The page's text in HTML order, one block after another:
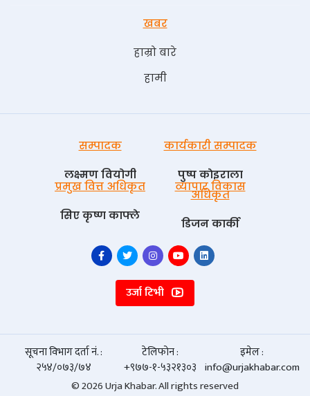
खबर
हाम्रो बारे
हामी
सम्पादक
लक्ष्मण वियोगी
कार्यकारी सम्पादक
पुष्प काेइराला
प्रमुख वित्त अधिकृत
सिए कृष्ण काफ्ले
व्यापार विकास
अधिकृत
डिजन कार्की
उर्जा टिभी
सूचना विभाग दर्ता नं. :
२५४/०७३/७४
टेलिफोन :
+९७७-१-५३२१३०३
इमेल :
info@urjakhabar.com
© 2026 Urja Khabar. All rights reserved